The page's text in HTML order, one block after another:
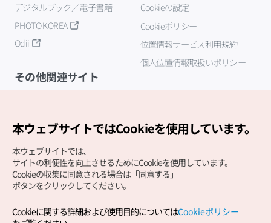
デジタルブック／電子書籍
PHOTO KOREA
Odii
Cookieの設定
Cookieポリシー
位置情報サービス利用規約
個人位置情報取扱いポリシー
その他関連サイト
Copyright (c) Korea Tourism Organization All Rights
本ウェブサイトではCookieを使用しています。
本ウェブサイトでは、
サイトの利便性を向上させるためにCookieを使用しています。
Cookieの収集に同意される場合は「同意する」
ボタンをクリックしてください。
Cookieに関する詳細および使用目的についてはCookieポリシー